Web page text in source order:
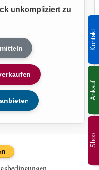
Shop
Kontakt
Ankauf
unkompliziert zu